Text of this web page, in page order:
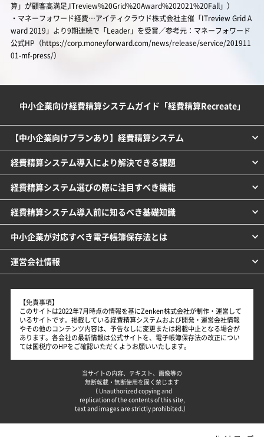
算」が顧客高満足,ITreview%20Grid%20Award%202021%20Fall」）
・マネーフォワード経費…アイティクラウド株式会社主催「ITreview Grid A
ward 2019」より9期連続で「Leader」を受賞／参考元：マネーフォワード
公式HP（https://corp.moneyforward.com/news/release/service/201911
01-mf-press/）
中小企業向け経費精算システムガイド「経費精算Recreate」
【中小企業向けプランあり】経費精算システム
経費精算システム導入により解決できる課題
経費精算システム選びの際に注目すべき機能
経費精算システム導入前に知るべき基礎知識
中小企業が対応すべき電子帳簿保存法とは
運営会社情報
【免責事項】
このサイトは2022年7月時点の情報を基にZenken株式会社が制作・運営して
いるサイトです。掲載している経費精算システムおよび開発・運営会社情報
やその他のコンテンツ内容は、予告なしに変更または掲載中止となる場合が
あります。各会社の最新情報は公式サイトを、電子帳簿保存法の改正につい
ては国税庁のHPをご確認いただくようお願いいたします。
当サイトの内容、テキスト、画像等の
無断転載・無断使用を固く禁じます
（ Unauthorized copying and
replication of the contents of this site,
text and images are strictly prohibited.）